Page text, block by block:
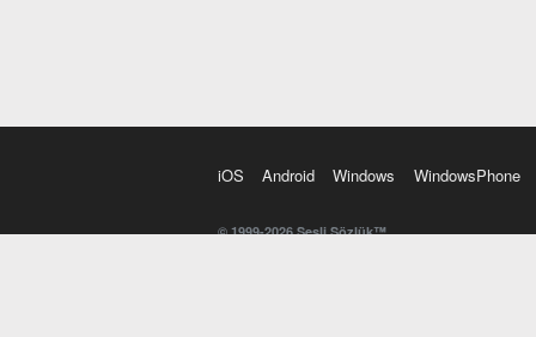
iOS Android Windows WindowsPhone
© 1999-2026 Sesli Sözlük™